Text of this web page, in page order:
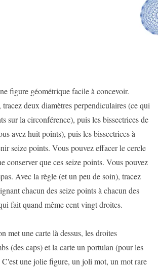
figure géométrique facile à concevoir.
deux diamètres perpendiculaires (ce qui
sur la circonférence), puis les bissectrices de
avez huit points), puis les bissectrices à
seize points. Vous pouvez effacer le cercle
conserver que ces seize points. Vous pouvez
Avec la règle (et un peu de soin), tracez
chacun des seize points à chacun des
fait quand même cent vingt droites.
met une carte là dessus, les droites
(des caps) et la carte un portulan (pour les
une jolie figure, un joli mot, un mot rare